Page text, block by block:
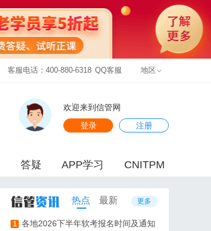
客服电话：400-880-6318 QQ客服 地区
欢迎来到信管网
登录
注册
答疑 APP学习 CNITPM
热点 最新 更多
1 各地2026下半年软考报名时间及通知